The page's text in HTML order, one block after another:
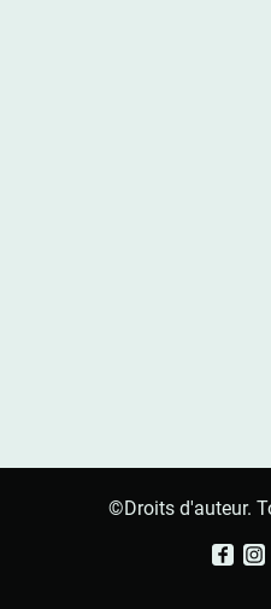
©Droits d'auteur.